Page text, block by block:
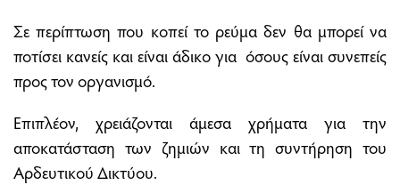
Σε περίπτωση που κοπεί το ρεύμα δεν θα μπορεί να
ποτίσει κανείς και είναι άδικο για όσους είναι συνεπείς
προς τον οργανισμό.
Επιπλέον, χρειάζονται άμεσα χρήματα για την
αποκατάσταση των ζημιών και τη συντήρηση του
Αρδευτικού Δικτύου.